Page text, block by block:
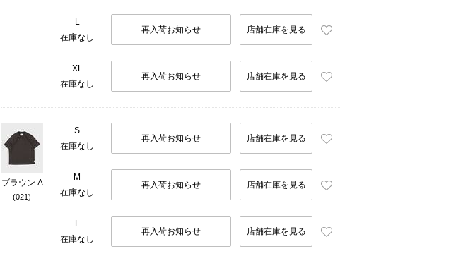
L
在庫なし
再入荷お知らせ 店舗在庫を見る
XL
在庫なし
再入荷お知らせ 店舗在庫を見る
ブラウン A
(021)
S
在庫なし
再入荷お知らせ 店舗在庫を見る
M
在庫なし
再入荷お知らせ 店舗在庫を見る
L
在庫なし
再入荷お知らせ 店舗在庫を見る